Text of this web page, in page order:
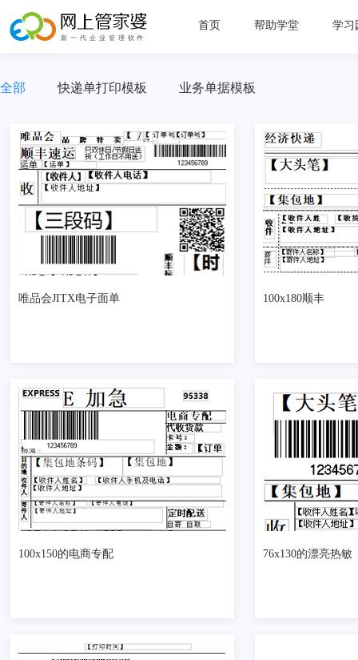
首页 帮助学堂 学习
常见
全部 快递单打印模板 业务单据模板
唯品会JITX电子面单 100x180顺丰
100x150的电商专配 76x130的漂亮热敏